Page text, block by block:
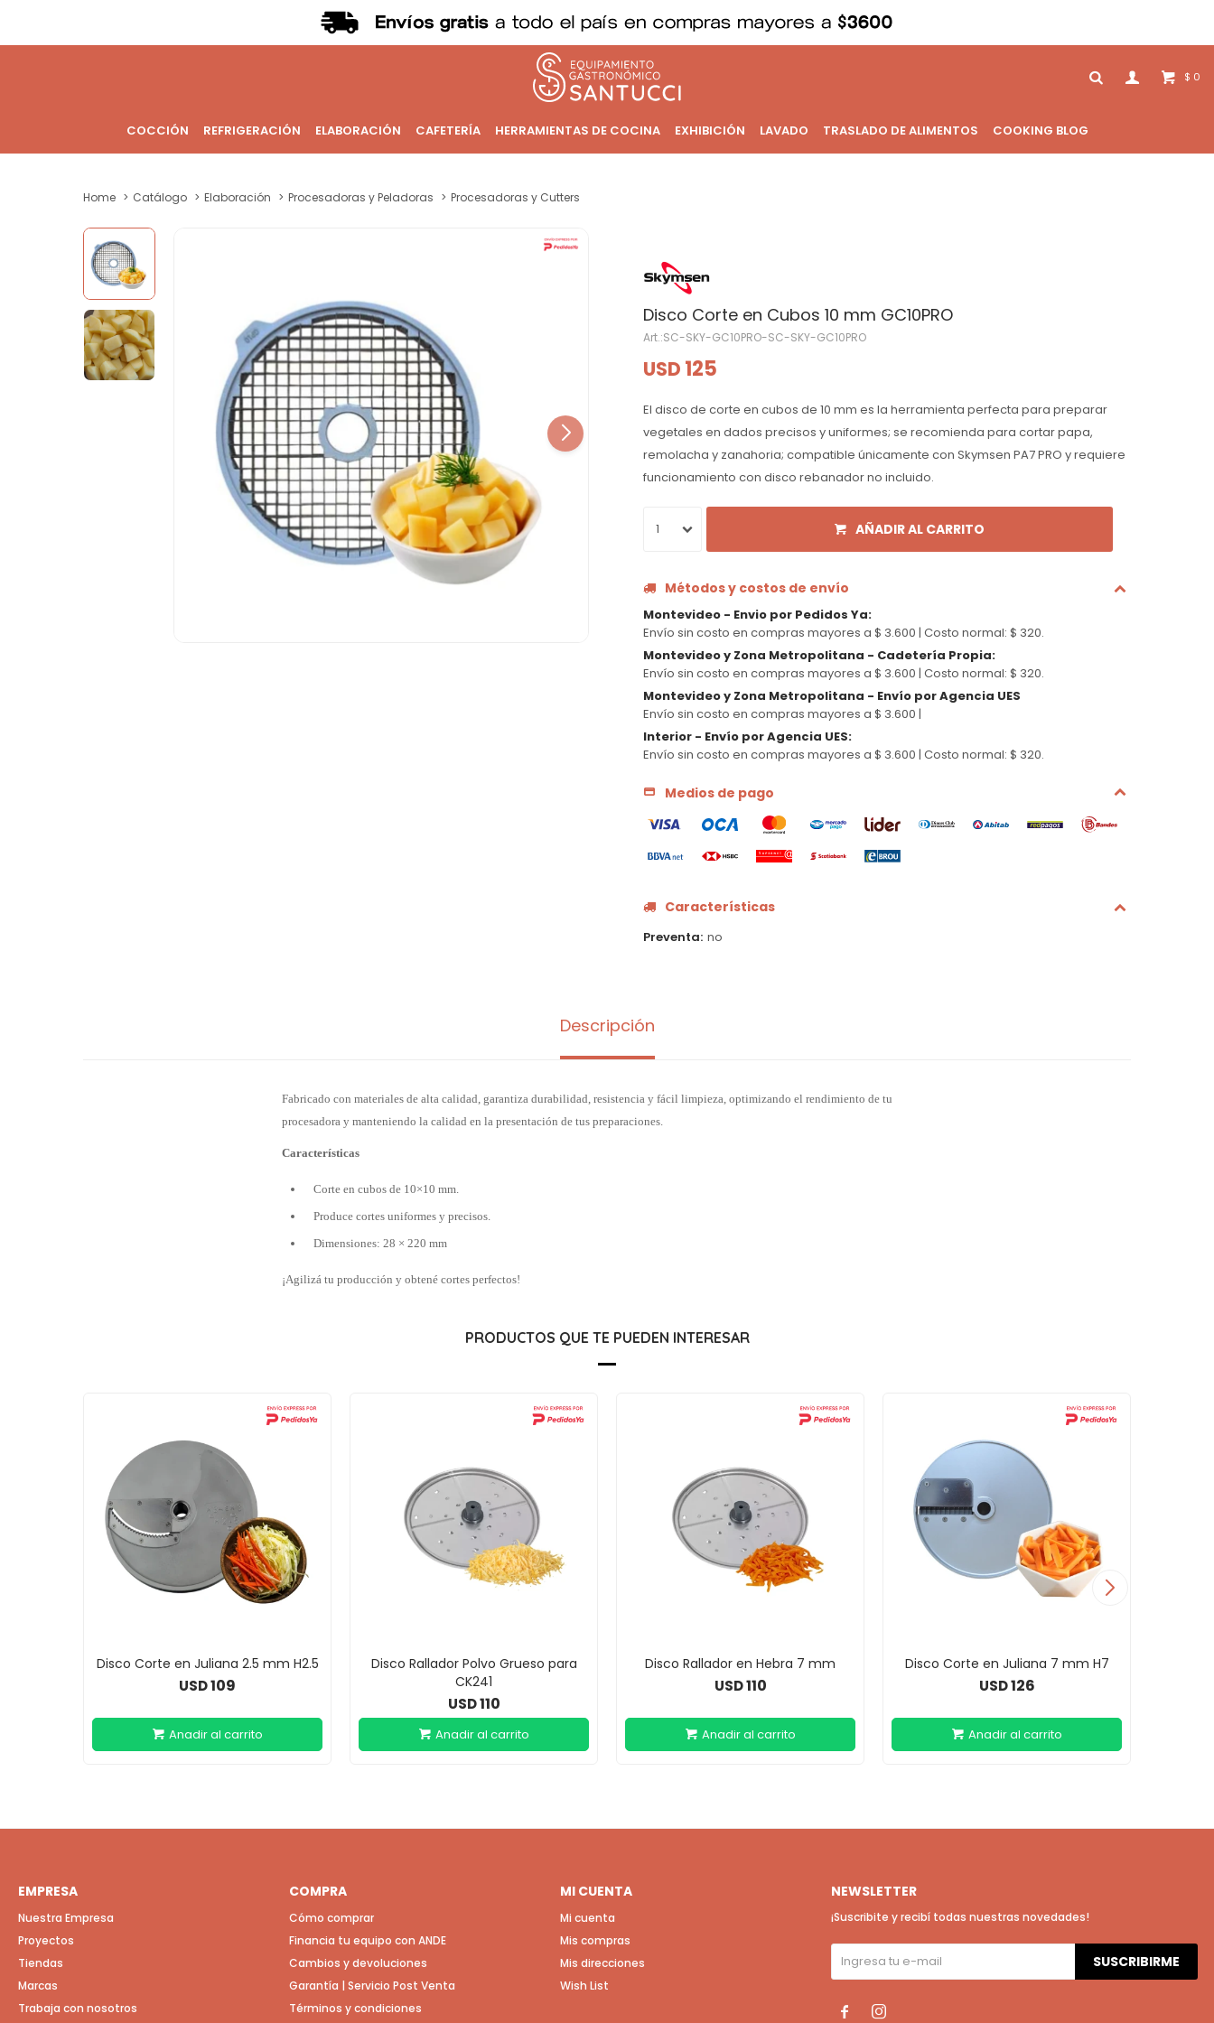
COCCIÓN REFRIGERACIÓN ELABORACIÓN CAFETERÍA HERRAMIENTAS DE COCINA EXHIBICIÓN LAVADO TRASLADO DE ALIMENTOS COOKING BLOG
$ 0
Home Catálogo Elaboración Procesadoras y Peladoras Procesadoras y Cutters
Disco Corte en Cubos 10 mm GC10PRO
SC-SKY-GC10PRO-SC-SKY-GC10PRO
USD 125
El disco de corte en cubos de 10 mm es la herramienta perfecta para preparar
vegetales en dados precisos y uniformes; se recomienda para cortar papa,
remolacha y zanahoria; compatible únicamente con Skymsen PA7 PRO y requiere
funcionamiento con disco rebanador no incluido.
1 AÑADIR AL CARRITO
Métodos y costos de envío
Montevideo - Envio por Pedidos Ya:
Envío sin costo en compras mayores a $ 3.600 | Costo normal: $ 320.
Montevideo y Zona Metropolitana - Cadetería Propia:
Envío sin costo en compras mayores a $ 3.600 | Costo normal: $ 320.
Montevideo y Zona Metropolitana - Envío por Agencia UES
Envío sin costo en compras mayores a $ 3.600 |
Interior - Envío por Agencia UES:
Envío sin costo en compras mayores a $ 3.600 | Costo normal: $ 320.
Medios de pago
Características
Preventa no
Descripción
Fabricado con materiales de alta calidad, garantiza durabilidad, resistencia y fácil limpieza, optimizando el rendimiento de tu
procesadora y manteniendo la calidad en la presentación de tus preparaciones.
Características
Corte en cubos de 10×10 mm.
Produce cortes uniformes y precisos.
Dimensiones: 28 × 220 mm
¡Agilizá tu producción y obtené cortes perfectos!
PRODUCTOS QUE TE PUEDEN INTERESAR
Disco Corte en Juliana 2.5 mm H2.5
USD109
Disco Rallador Polvo Grueso para
CK241
USD110
Disco Rallador en Hebra 7 mm
USD110
Disco Corte en Juliana 7 mm H7
USD126
EMPRESA
Nuestra Empresa
Proyectos
Tiendas
Marcas
Trabaja con nosotros
COMPRA
Cómo comprar
Financia tu equipo con ANDE
Cambios y devoluciones
Garantía | Servicio Post Venta
Términos y condiciones
MI CUENTA
Mi cuenta
Mis compras
Mis direcciones
Wish List
NEWSLETTER
¡Suscribite y recibí todas nuestras novedades!
SUSCRIBIRME
 